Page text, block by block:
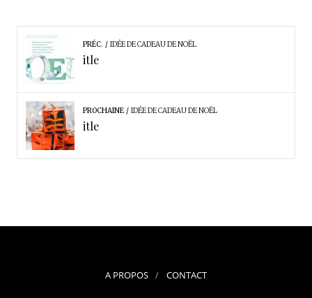
PRÉC. IDÉE DE CADEAU DE NOËL
itle
PROCHAINE IDÉE DE CADEAU DE NOËL
itle
A PROPOS CONTACT